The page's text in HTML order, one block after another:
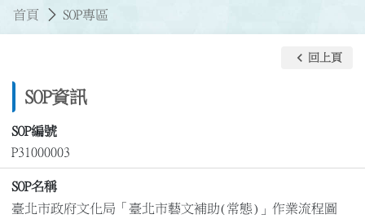
首頁 SOP專區
SOP資訊
keyboard_arrow_left 回上頁
SOP編號
P31000003
SOP名稱
臺北市政府文化局「臺北市藝文補助(常態)」作業流程圖